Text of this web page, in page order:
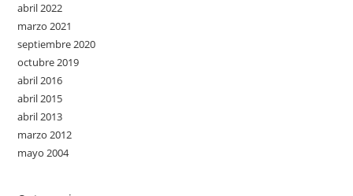
abril 2022
marzo 2021
septiembre 2020
octubre 2019
abril 2016
abril 2015
abril 2013
marzo 2012
mayo 2004